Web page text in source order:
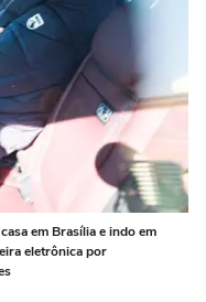
em Brasília e indo em
eletrônica por